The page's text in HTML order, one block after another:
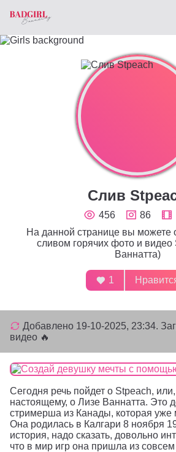
Слив
456 86
На данной странице вы можете
сливом горячих фото и видео
Ваннатта)
1
Добавлено 19-10-2025, 23:34.
видео 🔥
Сегодня речь пойдет о Stpeach,
настоящему, о Лизе Ваннатта. Это
стримерша из Канады, которая уже
Она родилась в Калгари 8 ноября
история, надо сказать, довольно
что в мир игр она пришла из